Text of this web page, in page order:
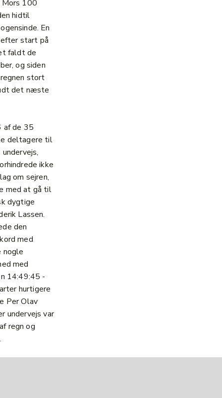
Mors 100
hidtil
En
start på
faldt de
og siden
stort
det næste
af de 35
deltagere til
ikke
om sejren,
med at gå til
dygtige
Lassen.
den
med
nogle
med
14:49:45 -
hurtigere
Per Olav
undervejs var
regn og